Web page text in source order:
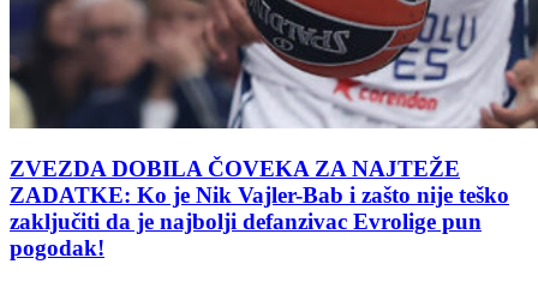
ZVEZDA DOBILA ČOVEKA ZA NAJTEŽE
ZADATKE: Ko je Nik Vajler-Bab i zašto nije teško
zaključiti da je najbolji defanzivac Evrolige pun
pogodak!